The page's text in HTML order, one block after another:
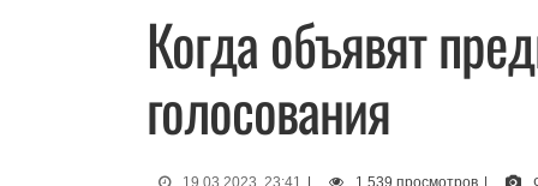
Когда объявят
голосования
19.03.2023, 23:41 | 1 539 просмотров |